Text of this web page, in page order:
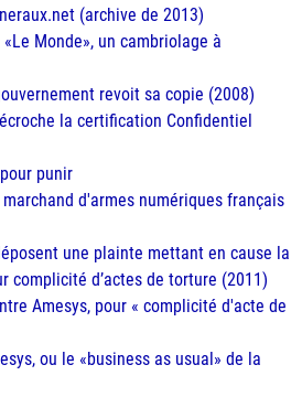
(archive de 2013)
Monde», un cambriolage à
revoit sa copie (2008)
la certification Confidentiel
punir
d'armes numériques français
une plainte mettant en cause la
complicité d’actes de torture (2011)
Amesys, pour « complicité d'acte de
ou le «business as usual» de la